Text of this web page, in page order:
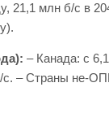
21,1 млн б/с в
– Канада: с
– Страны